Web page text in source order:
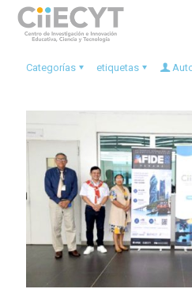
Categorías etiquetas